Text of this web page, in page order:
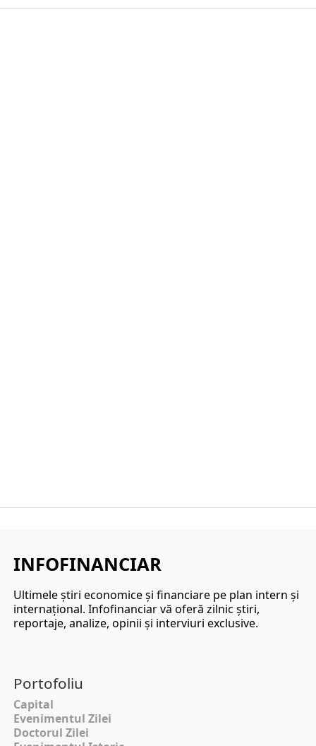
INFOFINANCIAR
Ultimele ştiri economice şi financiare pe plan intern şi
internaţional. Infofinanciar vă oferă zilnic ştiri,
reportaje, analize, opinii şi interviuri exclusive.
Portofoliu
Capital
Evenimentul Zilei
Doctorul Zilei